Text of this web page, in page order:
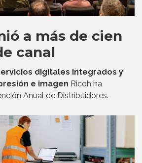
a más de cien
canal
digitales integrados y
e imagen Ricoh ha
Anual de Distribuidores.